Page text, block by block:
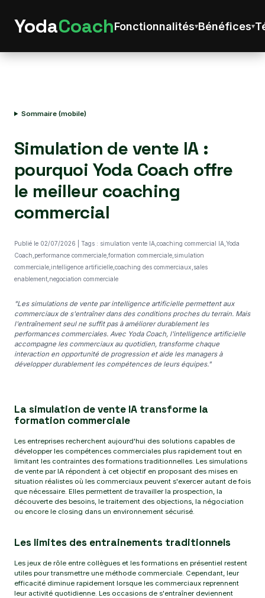
YodaCoachFonctionnalités Bénéfices
Sommaire (mobile)
Simulation de vente IA :
pourquoi Yoda Coach offre
le meilleur coaching
commercial
Publié le 02/07/2026 | Tags : simulation vente IA,coaching commercial IA,Yoda
Coach,performance commerciale,formation commerciale,simulation
commerciale,intelligence artificielle,coaching des commerciaux,sales
enablement,negociation commerciale
"Les simulations de vente par intelligence artificielle permettent aux
commerciaux de s'entraîner dans des conditions proches du terrain. Mais
l'entraînement seul ne suffit pas à améliorer durablement les
performances commerciales. Avec Yoda Coach, l'intelligence artificielle
accompagne les commerciaux au quotidien, transforme chaque
interaction en opportunité de progression et aide les managers à
développer durablement les compétences de leurs équipes."
La simulation de vente IA transforme la
formation commerciale
Les entreprises recherchent aujourd'hui des solutions capables de
développer les compétences commerciales plus rapidement tout en
limitant les contraintes des formations traditionnelles. Les simulations
de vente par IA répondent à cet objectif en proposant des mises en
situation réalistes où les commerciaux peuvent s'exercer autant de fois
que nécessaire. Elles permettent de travailler la prospection, la
découverte des besoins, le traitement des objections, la négociation
ou encore le closing dans un environnement sécurisé.
Les limites des entrainements traditionnels
Les jeux de rôle entre collègues et les formations en présentiel restent
utiles pour transmettre une méthode commerciale. Cependant, leur
efficacité diminue rapidement lorsque les commerciaux reprennent
leur activité quotidienne. Les occasions de s'entraîner deviennent